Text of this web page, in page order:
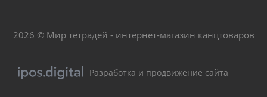
2026 © Мир тетрадей - интернет-магазин канцтоваров
Разработка и продвижение сайта